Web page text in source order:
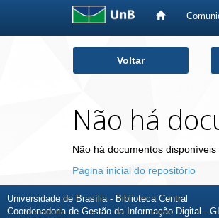
Voltar
Não há
Não há documentos
Página inicial do repositório
Universidade de Brasília - Biblioteca Central
Coordenadoria de Gestão da Informação Digital -